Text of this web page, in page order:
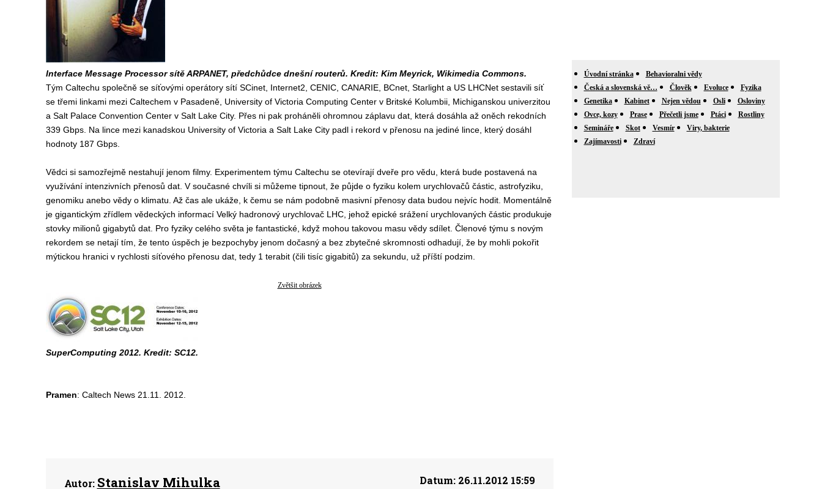
Interface Message Processor sítě ARPANET, předchůdce dnešní routerů. Kredit: Kim Meyrick, Wikimedia Commons.
Tým Caltechu společně se síťovými operátory sítí SCinet, Internet2, CENIC, CANARIE, BCnet, Starlight a US LHCNet sestavili síť
se třemi linkami mezi Caltechem v Pasadeně, University of Victoria Computing Center v Britské Kolumbii, Michiganskou univerzitou
a Salt Palace Convention Center v Salt Lake City. Přes ni pak proháněli ohromnou záplavu dat, která dosáhla až oněch rekodních
339 Gbps. Na lince mezi kanadskou University of Victoria a Salt Lake City padl i rekord v přenosu na jediné lince, který dosáhl
hodnoty 187 Gbps.
Vědci si samozřejmě nestahují jenom filmy. Experimentem týmu Caltechu se otevírají dveře pro vědu, která bude postavená na
využívání intenzivních přenosů dat. V současné chvíli si můžeme tipnout, že půjde o fyziku kolem urychlovačů částic, astrofyziku,
genomiku anebo vědy o klimatu. Až čas ale ukáže, k čemu se nám podobně masivní přenosy data budou nejvíc hodit. Momentálně
je gigantickým zřídlem vědeckých informací Velký hadronový urychlovač LHC, jehož epické srážení urychlovaných částic produkuje
stovky milionů gigabytů dat. Pro fyziky celého světa je fantastické, když mohou takovou masu vědy sdílet. Členové týmu s novým
rekordem se netají tím, že tento úspěch je bezpochyby jenom dočasný a bez zbytečné skromnosti odhadují, že by mohli pokořit
mýtickou hranici v rychlosti síťového přenosu dat, tedy 1 terabit (čili tisíc gigabitů) za sekundu, už příští podzim.
Zvětšit obrázek
SuperComputing 2012. Kredit: SC12.
Pramen: Caltech News 21.11. 2012.
Autor: Stanislav Mihulka Datum:26.11.2012 15:59
Úvodní stránka
Behavioralni vědy
Česká a slovenská vě…
Člověk Evoluce
Fyzika
Genetika
Kabinet Nejen vědou Osli
Osloviny
Ovce, kozy
Prase Přečetli jsme Ptáci
Rostliny
Semináře
Skot Vesmír
Viry, bakterie
Zajímavosti
Zdraví